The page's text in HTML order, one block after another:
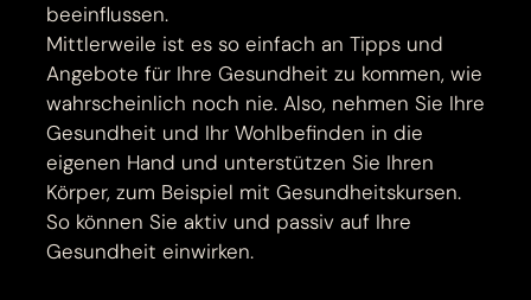
beeinflussen.
Mittlerweile ist es so einfach an Tipps und
Angebote für Ihre Gesundheit zu kommen, wie
wahrscheinlich noch nie. Also, nehmen Sie Ihre
Gesundheit und Ihr Wohlbefinden in die
eigenen Hand und unterstützen Sie Ihren
Körper, zum Beispiel mit Gesundheitskursen.
So können Sie aktiv und passiv auf Ihre
Gesundheit einwirken.